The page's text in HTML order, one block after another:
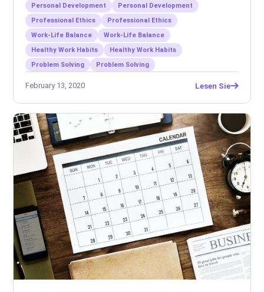
Personal Development
Personal Development
Professional Ethics
Professional Ethics
Work-Life Balance
Work-Life Balance
Healthy Work Habits
Healthy Work Habits
Problem Solving
Problem Solving
February 13, 2020 Lesen Sie